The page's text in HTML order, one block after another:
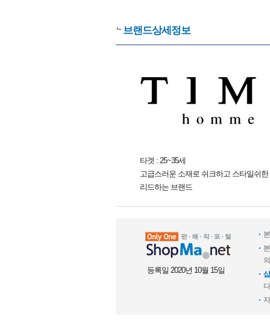
브랜드상세정보
타겟 : 25~35세
고급스러운 소재로 쉬크하고 스타일쉬
리드하는 브랜드
등록일 2020년 10월 15일